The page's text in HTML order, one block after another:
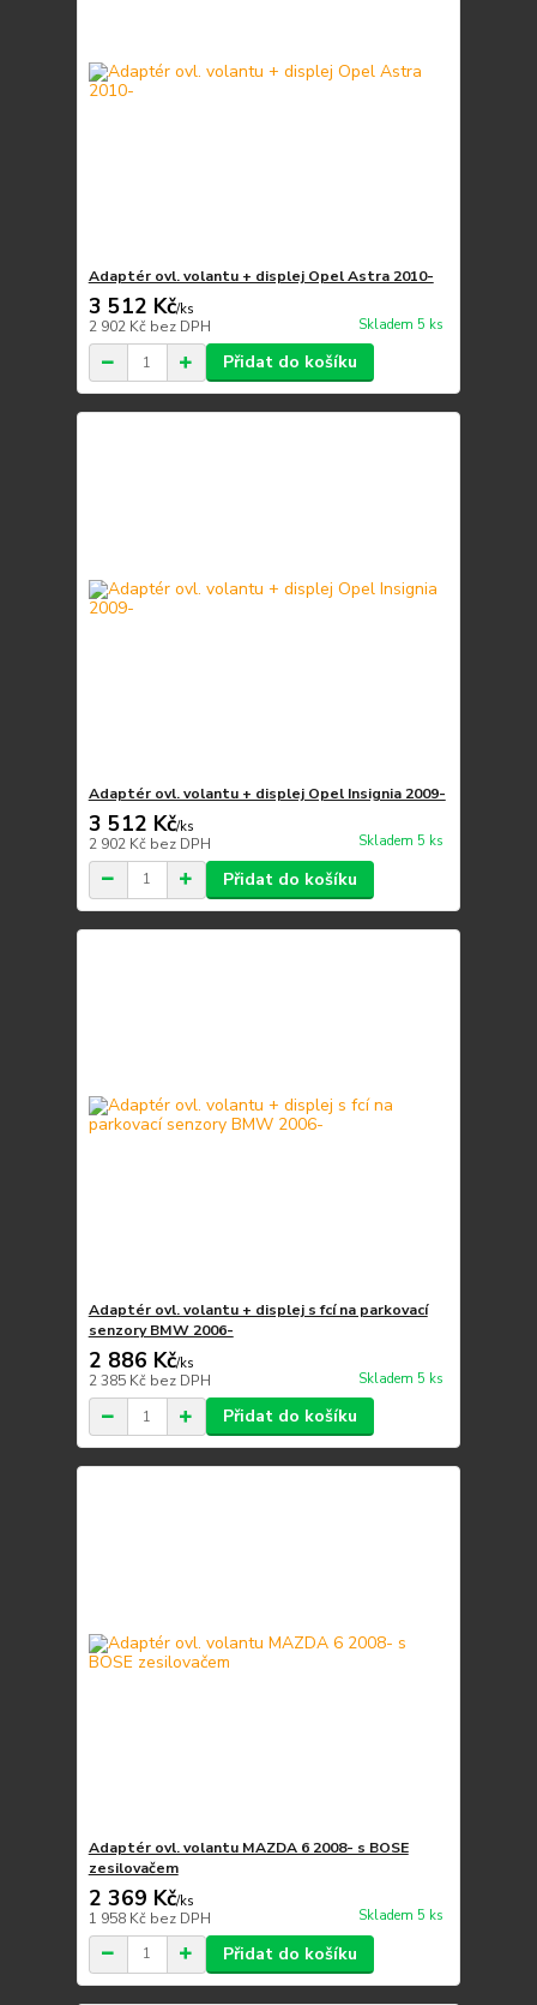
Adaptér ovl. volantu + displej Opel Astra 2010-
3 512 Kč/ks
2 902 Kč bez DPH Skladem 5 ks
Přidat do košíku
Adaptér ovl. volantu + displej Opel Insignia 2009-
3 512 Kč/ks
2 902 Kč bez DPH Skladem 5 ks
Přidat do košíku
Adaptér ovl. volantu + displej s fcí na parkovací
senzory BMW 2006-
2 886 Kč/ks
2 385 Kč bez DPH Skladem 5 ks
Přidat do košíku
Adaptér ovl. volantu MAZDA 6 2008- s BOSE
zesilovačem
2 369 Kč/ks
1 958 Kč bez DPH Skladem 5 ks
Přidat do košíku